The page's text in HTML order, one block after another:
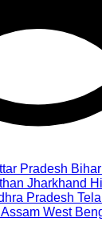
Pradesh Bihar
Jharkhand
Pradesh
Assam West